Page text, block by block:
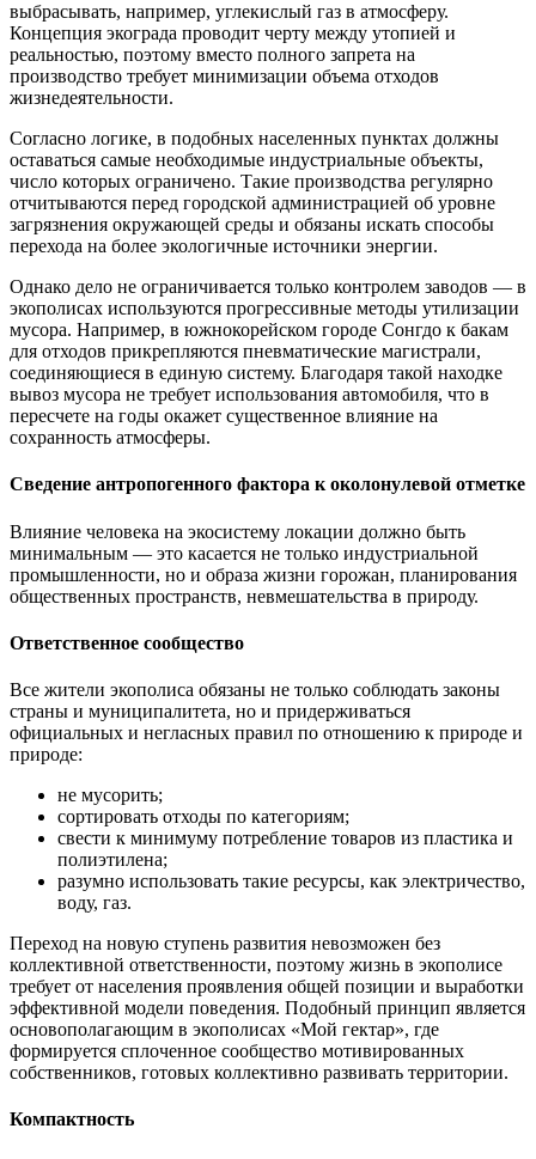
выбрасывать, например, углекислый газ в атмосферу.
Концепция экограда проводит черту между утопией и
реальностью, поэтому вместо полного запрета на
производство требует минимизации объема отходов
жизнедеятельности.
Согласно логике, в подобных населенных пунктах должны
оставаться самые необходимые индустриальные объекты,
число которых ограничено. Такие производства регулярно
отчитываются перед городской администрацией об уровне
загрязнения окружающей среды и обязаны искать способы
перехода на более экологичные источники энергии.
Однако дело не ограничивается только контролем заводов — в
экополисах используются прогрессивные методы утилизации
мусора. Например, в южнокорейском городе Сонгдо к бакам
для отходов прикрепляются пневматические магистрали,
соединяющиеся в единую систему. Благодаря такой находке
вывоз мусора не требует использования автомобиля, что в
пересчете на годы окажет существенное влияние на
сохранность атмосферы.
Сведение антропогенного фактора к околонулевой отметке
Влияние человека на экосистему локации должно быть
минимальным — это касается не только индустриальной
промышленности, но и образа жизни горожан, планирования
общественных пространств, невмешательства в природу.
Ответственное сообщество
Все жители экополиса обязаны не только соблюдать законы
страны и муниципалитета, но и придерживаться
официальных и негласных правил по отношению к природе и
природе:
не мусорить;
сортировать отходы по категориям;
свести к минимуму потребление товаров из пластика и
полиэтилена;
разумно использовать такие ресурсы, как электричество,
воду, газ.
Переход на новую ступень развития невозможен без
коллективной ответственности, поэтому жизнь в экополисе
требует от населения проявления общей позиции и выработки
эффективной модели поведения. Подобный принцип является
основополагающим в экополисах «Мой гектар», где
формируется сплоченное сообщество мотивированных
собственников, готовых коллективно развивать территории.
Компактность